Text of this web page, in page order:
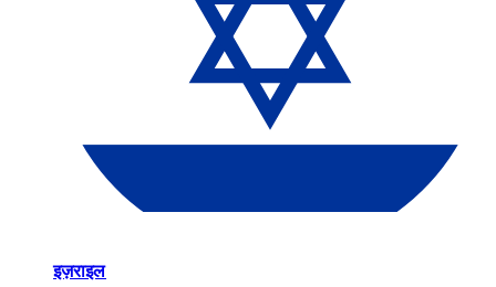
इज़राइल​​